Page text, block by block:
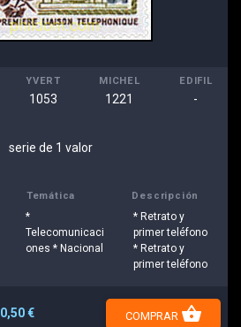
YVERT
1053
MICHEL
1221
EDIFIL
-
serie de 1 valor
Temática Descripción
*
Telecomunicaci
ones * Nacional
* Retrato y
primer teléfono
* Retrato y
primer teléfono
0,50 € COMPRAR shopping_basket